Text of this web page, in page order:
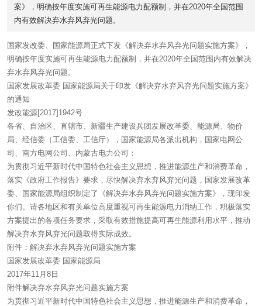
案》，明确按年度实施可再生能源电力配额制，并在2020年全国范围
内有效解决弃水弃风弃光问题。
国家发改委、国家能源局正式下发《解决弃水弃风弃光问题实施方案》，
明确按年度实施可再生能源电力配额制，并在2020年全国范围内有效解决
弃水弃风弃光问题。
国家发展改革委 国家能源局关于印发《解决弃水弃风弃光问题实施方案》
的通知
发改能源[2017]1942号
各省、自治区、直辖市、新疆生产建设兵团发展改革委、能源局、物价
局、经信委（工信委、工信厅），国家能源局各派出机构，国家电网公
司、南方电网公司、内蒙古电力公司：
为贯彻习近平新时代中国特色社会主义思想，推进能源生产和消费革命，
落实《政府工作报告》要求，尽快解决弃水弃风弃光问题，国家发展改革
委、国家能源局组织制定了《解决弃水弃风弃光问题实施方案》，现印发
你们。请各地区和有关单位高度重视可再生能源电力消纳工作，积极落实
方案提出的各项任务要求，采取有效措施提高可再生能源利用水平，推动
解决弃水弃风弃光问题取得实际成效。
附件：解决弃水弃风弃光问题实施方案
国家发展改革委 国家能源局
2017年11月8日
附件解决弃水弃风弃光问题实施方案
为贯彻习近平新时代中国特色社会主义思想，推进能源生产和消费革命，